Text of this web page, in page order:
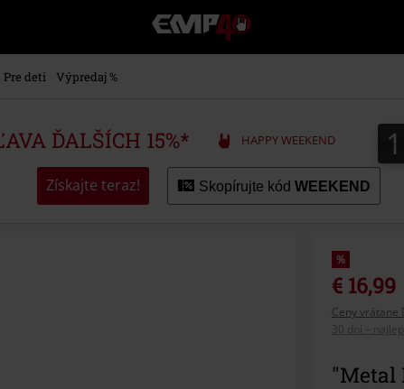
EMP
-
Hudba,
Merch
hráčov,
Alternatívna
Pre deti Výpredaj %
ĎALŠÍCH 15%* HAPPY WEEKEND 1
1
Získajte teraz! Skopírujte kód WEEKEND
%
€ 16,99
Ceny vrátane
30 dní –
"Metal